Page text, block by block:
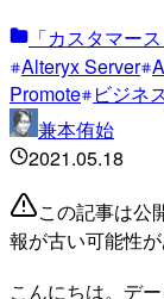
「カスタマー
Alteryx Server
Promote ビジネ
兼本侑始
2021.05.18
この記事は公
報が古い可能性
こんにちは。デ